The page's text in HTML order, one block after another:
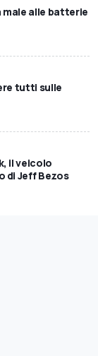
male alle batterie
tutti sulle
il veicolo
di Jeff Bezos